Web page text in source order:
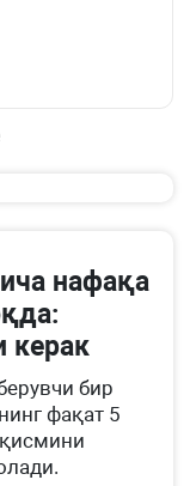
нафақа
керак
бир
фақат 5
қисмини